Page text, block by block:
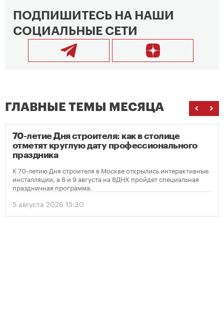
ПОДПИШИТЕСЬ НА НАШИ
СОЦИАЛЬНЫЕ СЕТИ
ГЛАВНЫЕ ТЕМЫ МЕСЯЦА
70-летие Дня строителя: как в столице
отметят круглую дату профессионального
праздника
К 70-летию Дня строителя в Москве открылись интерактивные
инсталляции, а 6 и 9 августа на ВДНХ пройдет специальная
праздничная программа.
5 августа 2026 15:30